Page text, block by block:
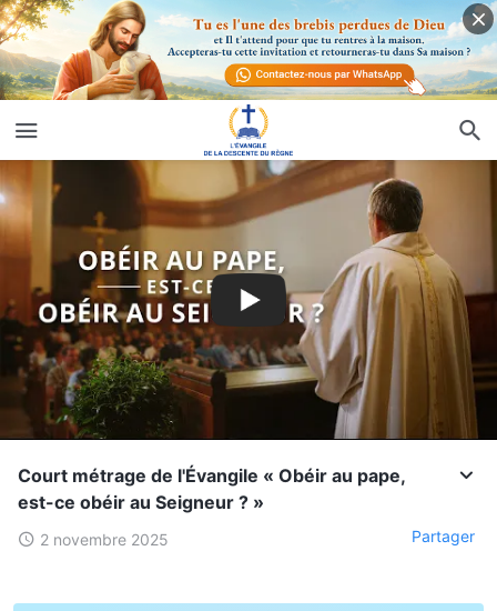
Court métrage de l'Évangile « Obéir au pape,
est-ce obéir au Seigneur ? »
2 novembre 2025 Partager